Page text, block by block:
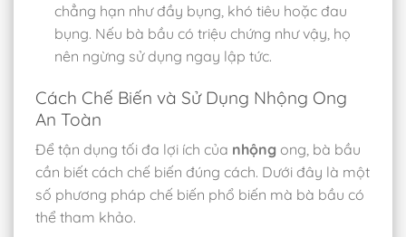
chẳng hạn như đầy bụng, khó tiêu hoặc đau
bụng. Nếu bà bầu có triệu chứng như vậy, họ
nên ngừng sử dụng ngay lập tức.
Cách Chế Biến và Sử Dụng Nhộng Ong
An Toàn
Để tận dụng tối đa lợi ích của nhộng ong, bà bầu
cần biết cách chế biến đúng cách. Dưới đây là một
số phương pháp chế biến phổ biến mà bà bầu có
thể tham khảo.